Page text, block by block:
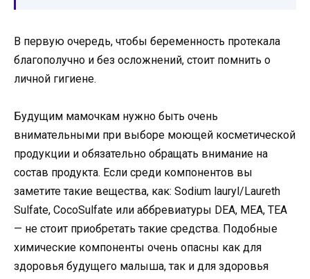
В первую очередь, чтобы беременность протекала
благополучно и без осложнений, стоит помнить о
личной гигиене.
Будущим мамочкам нужно быть очень
внимательными при выборе моющей косметической
продукции и обязательно обращать внимание на
состав продукта. Если среди компонентов вы
заметите такие вещества, как: Sodium lauryl/Laureth
Sulfate, CocoSulfate или аббревиатуры DEA, MEA, TEA
— не стоит приобретать такие средства. Подобные
химические компоненты очень опасны как для
здоровья будущего малыша, так и для здоровья